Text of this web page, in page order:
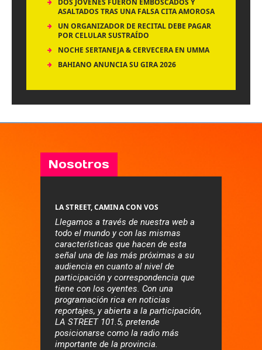
ASALTADOS TRAS UNA FALSA CITA AMOROSA
UN ORGANIZADOR DE RECITAL DEBE PAGAR
POR CELULAR SUSTRAÍDO
NOCHE SERTANEJA & CERVECERA EN UMMA
BAHIANO ANUNCIA SU GIRA 2026
Nosotros
LA STREET, CAMINA CON VOS
Llegamos a través de nuestra web a
todo el mundo y con las mismas
características que hacen de esta
señal una de las más próximas a su
audiencia en cuanto al nivel de
participación y correspondencia que
tiene con los oyentes. Con una
programación rica en noticias
reportajes, y abierta a la participación,
LA STREET 101.5, pretende
posicionarse como la radio más
importante de la provincia.